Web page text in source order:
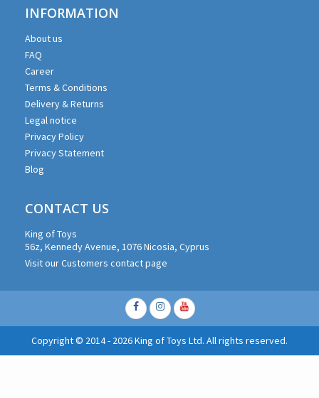
INFORMATION
About us
FAQ
Career
Terms & Conditions
Delivery & Returns
Legal notice
Privacy Policy
Privacy Statement
Blog
CONTACT US
King of Toys
56z, Kennedy Avenue, 1076 Nicosia, Cyprus
Visit our Customers contact page
Facebook
Instagram
Youtube
Copyright © 2014 - 2026 King of Toys Ltd. All rights reserved.